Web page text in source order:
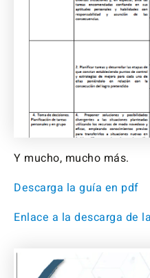
Y mucho, mucho más.
Descarga la guía en pdf
Enlace a la descarga de